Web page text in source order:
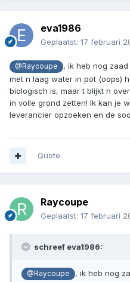
eva1986
Geplaatst: 17 februari
@Raycoupe
, ik heb nog
met n laag water in pot (oops)
biologisch is, maar t blijkt n
in volle grond zetten! Ik kan je
leverancier opzoeken en de
Quote
Raycoupe
Geplaatst: 17 februari
schreef eva1986:
@Raycoupe
, ik heb nog